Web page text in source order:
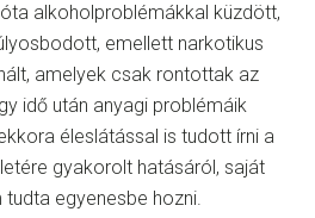
alkoholproblémákkal küzdött,
emellett narkotikus
amelyek csak rontottak az
idő után anyagi problémáik
éleslátással is tudott írni a
gyakorolt hatásáról, saját
egyenesbe hozni.